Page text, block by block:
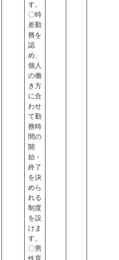
す。
〇時
差勤
務を
認
め、
個人
の働
き方
に合
わせ
て勤
務時
間の
開
始・
終了
を決
めら
れる
制度
を設
けま
す。
〇男